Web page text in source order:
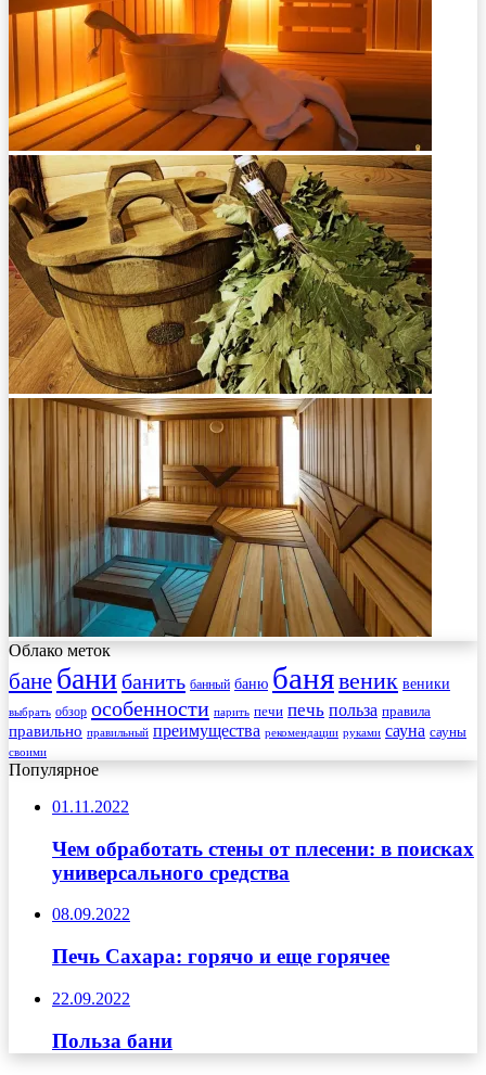
Облако меток
бане бани банить банный баню банявеник веники
выбрать обзор особенности парить печи печь польза правила
правильно правильный преимущества рекомендации руками сауна сауны
своими
Популярное
01.11.2022
Чем обработать стены от плесени: в поисках
универсального средства
08.09.2022
Печь Сахара: горячо и еще горячее
22.09.2022
Польза бани